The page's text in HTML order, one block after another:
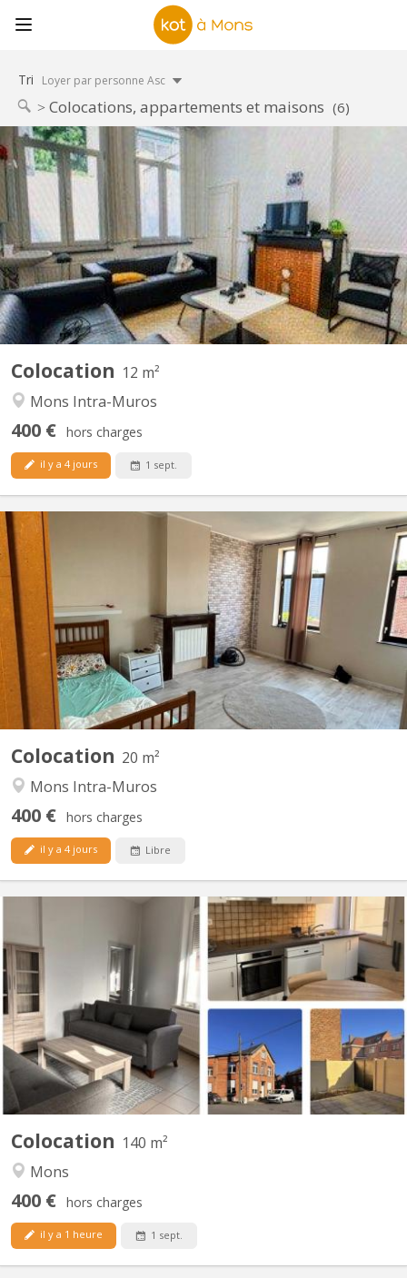
Tri Loyer par personne Asc
Colocations, appartements et maisons (6)
Colocation 12 m²
Mons Intra-Muros
400 € hors charges
il y a 4 jours 1 sept.
Immeuble à proximité de la Grand Place de Mons Chambre dans
une co-location de 9 étudiants Loyer toutes charges comprises
cuisine - commu - cour ext Tout nouveau bloc sanitaire!
Colocation 20 m²
Mons Intra-Muros
400 € hors charges
il y a 4 jours Libre
KM 2353
grande chambre lumineuse disponible au premier étage d'une co-
location de 3. Rénovée en 2025. chambre partiellement meublée
(lit, garde robe et bureau).
Colocation 140 m²
Mons
400 € hors charges
il y a 1 heure 1 sept.
KM 2356
Colocation 4 chambres - Maison rénovée en 2025 Rue Jules
Cornet 65 à Mons Loyers par chambre: - 400 € + 80 € charges
(chambres avec sdb partagée avec un seul colocataire) - 500 € +
80 € charges (chambres avec sdb privative et bureau séparé)
Informations : - Salon et cuisine équipés (frigo, four,...